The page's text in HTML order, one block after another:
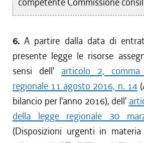
6.A partire dalla data di
presente legge le risorse
sensi dell' articolo 2,
regionale 11 agosto 2016, n. 14
bilancio per l'anno 2016), dell'
della legge regionale 30
(Disposizioni urgenti in